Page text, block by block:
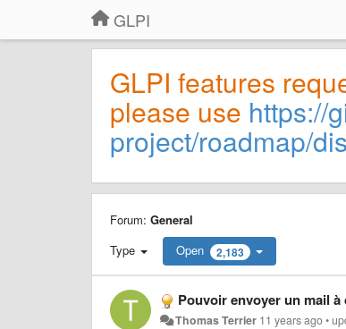
GLPI
GLPI features
please use https://
project/roadmap/
Forum: General
Type
Open 2,183
Pouvoir envoyer un mail
Thomas Terrier 11 years ago•